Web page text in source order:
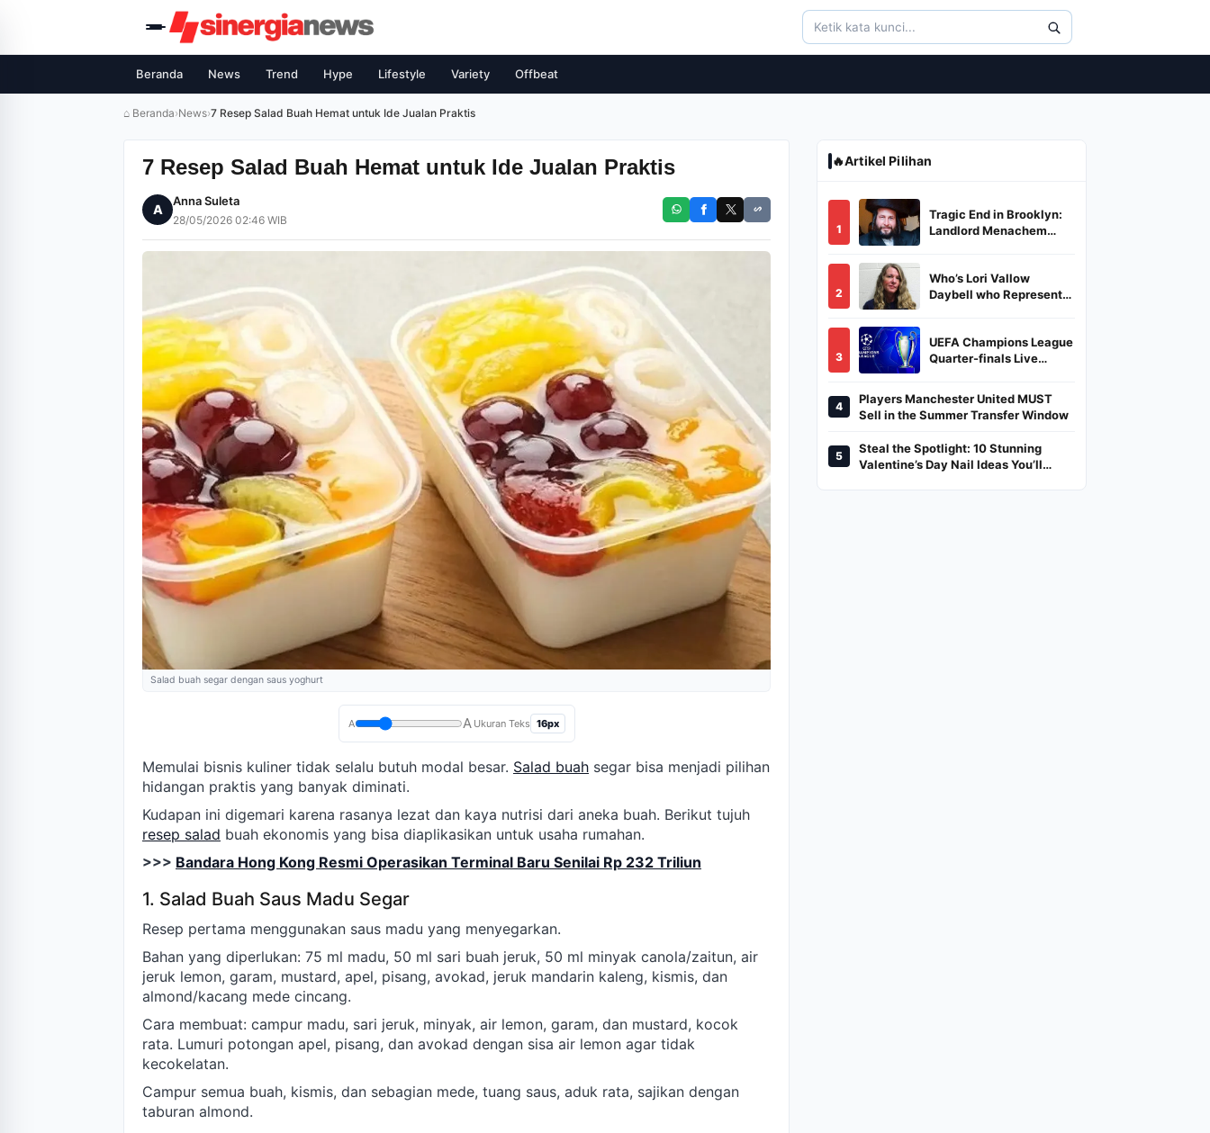
Beranda News Trend Hype Lifestyle Variety Offbeat
⌂ Beranda›News›7 Resep Salad Buah Hemat untuk Ide Jualan Praktis
7 Resep Salad Buah Hemat untuk Ide Jualan Praktis
A
Anna Suleta
28/05/2026 02:46 WIB
Salad buah segar dengan saus yoghurt
A A Ukuran Teks 16px
Memulai bisnis kuliner tidak selalu butuh modal besar. Salad buah segar bisa menjadi pilihan
hidangan praktis yang banyak diminati.
Kudapan ini digemari karena rasanya lezat dan kaya nutrisi dari aneka buah. Berikut tujuh
resep salad buah ekonomis yang bisa diaplikasikan untuk usaha rumahan.
>>> Bandara Hong Kong Resmi Operasikan Terminal Baru Senilai Rp 232 Triliun
1. Salad Buah Saus Madu Segar
Resep pertama menggunakan saus madu yang menyegarkan.
Bahan yang diperlukan: 75 ml madu, 50 ml sari buah jeruk, 50 ml minyak canola/zaitun, air
jeruk lemon, garam, mustard, apel, pisang, avokad, jeruk mandarin kaleng, kismis, dan
almond/kacang mede cincang.
Cara membuat: campur madu, sari jeruk, minyak, air lemon, garam, dan mustard, kocok
rata. Lumuri potongan apel, pisang, dan avokad dengan sisa air lemon agar tidak
kecokelatan.
Campur semua buah, kismis, dan sebagian mede, tuang saus, aduk rata, sajikan dengan
taburan almond.
🔥Artikel Pilihan
1
Tragic End in Brooklyn:
Landlord Menachem
Burned in a Dumpster
2
Who’s Lori Vallow
Daybell who Represents
3
UEFA Champions League
Quarter-finals Live
And Where To Watch
4
Players Manchester United MUST
Sell in the Summer Transfer Window
5
Steal the Spotlight: 10 Stunning
Valentine’s Day Nail Ideas You’ll